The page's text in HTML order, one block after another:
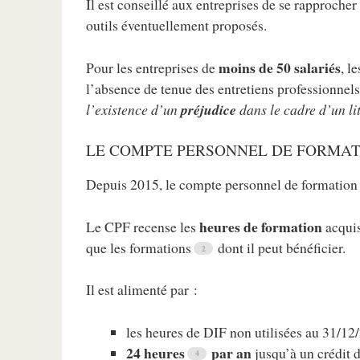
Il est conseillé aux entreprises de se
outils éventuellement proposés.
Pour les entreprises demoins de 50 salariés,
l’absence de tenue des entretiens
l’existence d’unpréjudice dans le cadre d’un
LE COMPTE PERSONNEL DE
Depuis 2015, le compte personnel de
Le CPF recense lesheures de formation
que les formations
dont il peut bénéficier.
Il est alimenté par :
les heures de DIF non utilisées au 31/
24 heures par anjusqu’à un crédit